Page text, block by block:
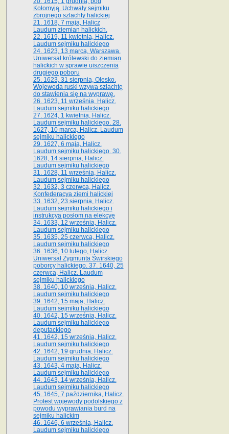
Kołomyją. Uchwały sejmiku
zbrojnego szlachty halickiej
21. 1618, 7 maja, Halicz
Laudum ziemian halickich.
22. 1619, 11 kwietnia, Halicz.
Laudum sejmiku halickiego
24. 1623, 13 marca, Warszawa.
Uniwersał królewski do ziemian
halickich w sprawie uiszczenia
drugiego poboru
25. 1623, 31 sierpnia, Olesko.
Wojewoda ruski wzywa szlachtę
do stawienia się na wyprawę.
26. 1623, 11 września, Halicz.
Laudum sejmiku halickiego
27. 1624, 1 kwietnia, Halicz.
Laudum sejmiku halickiego. 28.
1627, 10 marca, Halicz. Laudum
sejmiku halickiego
29. 1627, 6 maja, Halicz.
Laudum sejmiku halickiego. 30.
1628, 14 sierpnia, Halicz.
Laudum sejmiku halickiego
31. 1628, 11 września, Halicz.
Laudum sejmiku halickiego
32. 1632, 3 czerwca, Halicz.
Konfederacya ziemi halickiej
33. 1632, 23 sierpnia, Halicz.
Laudum sejmiku halickiego i
instrukcya posłom na elekcyę
34. 1633, 12 września, Halicz.
Laudum sejmiku halickiego
35. 1635, 25 czerwca, Halicz.
Laudum sejmiku halickiego
36. 1636, 10 lutego, Halicz.
Uniwersał Zygmunta Świrskiego
poborcy halickiego. 37. 1640, 25
czerwca, Halicz. Laudum
sejmiku halickiego
38. 1640, 10 września, Halicz.
Laudum sejmiku halickiego
39. 1642, 15 maja, Halicz.
Laudum sejmiku halickiego
40. 1642, 15 września, Halicz.
Laudum sejmiku halickiego
deputackiego
41. 1642, 15 września, Halicz.
Laudum sejmiku halickiego
42. 1642, 19 grudnia, Halicz.
Laudum sejmiku halickiego
43. 1643, 4 maja, Halicz.
Laudum sejmiku halickiego
44. 1643, 14 września, Halicz.
Laudum sejmiku halickiego
45. 1645, 7 października, Halicz.
Protest wojewody podolskiego z
powodu wyprawiania burd na
sejmiku halickim
46. 1646, 6 września, Halicz.
Laudum sejmiku halickiego